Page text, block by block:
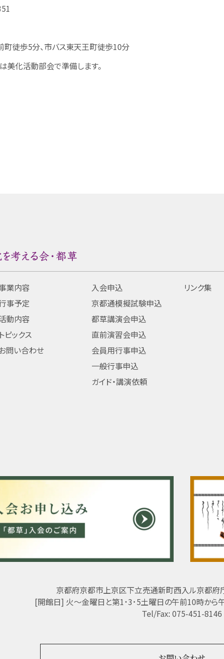
歩5分、市バス東天王町徒歩10分
活動部会で準備します。
業内容
事予定
動内容
トピックス
問い合わせ
入会申込
京都通模擬試験申込
都草講演会申込
直前演習会申込
会員用行事申込
一般行事申込
ガイド・講演依頼
リンク集
京都府京都市上京区下立売通新町西入ル京都府
[開館日] 火～金曜日と第1･3･5土曜日の午前10時から午
Tel/Fax: 075-451-8146